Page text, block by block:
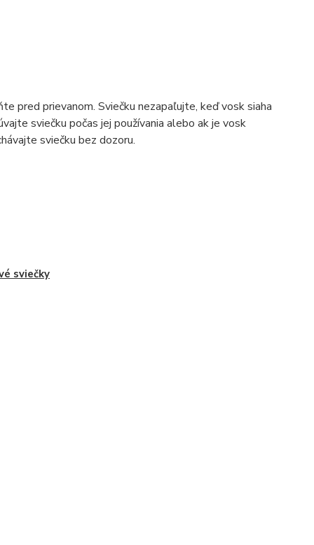
pred prievanom. Sviečku nezapaľujte, keď vosk siaha
sviečku počas jej používania alebo ak je vosk
sviečku bez dozoru.
sviečky